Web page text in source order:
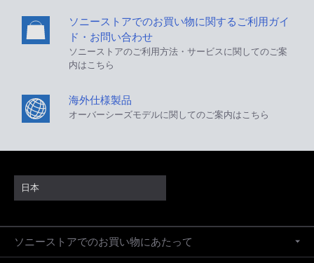
ソニーストアでのお買い物に関するご利用ガイ
ド・お問い合わせ
ソニーストアのご利用方法・サービスに関してのご案
内はこちら
海外仕様製品
オーバーシーズモデルに関してのご案内はこちら
日本
ソニーストアでのお買い物にあたって